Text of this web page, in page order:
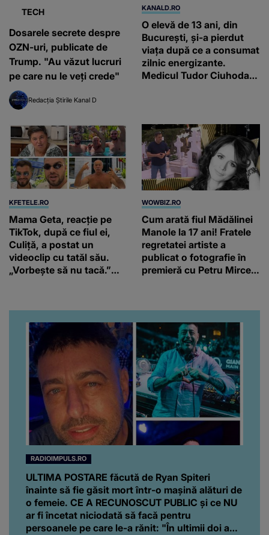
TECH
Dosarele secrete despre
OZN-uri, publicate de
Trump. "Au văzut lucruri
pe care nu le veți crede"
Redacția Știrile Kanal D
KANALD.RO
O elevă de 13 ani, din
București, și-a pierdut
viața după ce a consumat
zilnic energizante.
Medicul Tudor Ciuhodaru
KFETELE.RO
Mama Geta, reacție pe
TikTok, după ce fiul ei,
Culiță, a postat un
videoclip cu tatăl său.
„Vorbește să nu tacă.”
WOWBIZ.RO
Cum arată fiul Mădălinei
Manole la 17 ani! Fratele
regretatei artiste a
publicat o fotografie în
premieră cu Petru Mircea
RADIOIMPULS.RO
ULTIMA POSTARE făcută de Ryan Spiteri
înainte să fie găsit mort într-o maşină alături de
o femeie. CE A RECUNOSCUT PUBLIC şi ce NU
ar fi încetat niciodată să facă pentru
persoanele pe care le-a rănit: "În ultimii doi ani,